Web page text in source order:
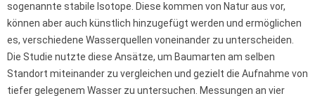
sogenannte stabile Isotope. Diese kommen von Natur aus vor,
können aber auch künstlich hinzugefügt werden und ermöglichen
es, verschiedene Wasserquellen voneinander zu unterscheiden.
Die Studie nutzte diese Ansätze, um Baumarten am selben
Standort miteinander zu vergleichen und gezielt die Aufnahme von
tiefer gelegenem Wasser zu untersuchen. Messungen an vier